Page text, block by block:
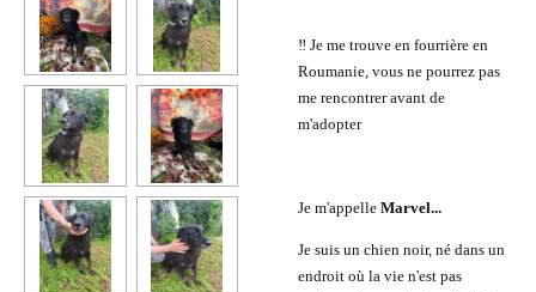
‼️ Je me trouve en fourrière en
Roumanie, vous ne pourrez pas
me rencontrer avant de
m'adopter
Je m'appelle Marvel...
Je suis un chien noir, né dans un
endroit où la vie n'est pas